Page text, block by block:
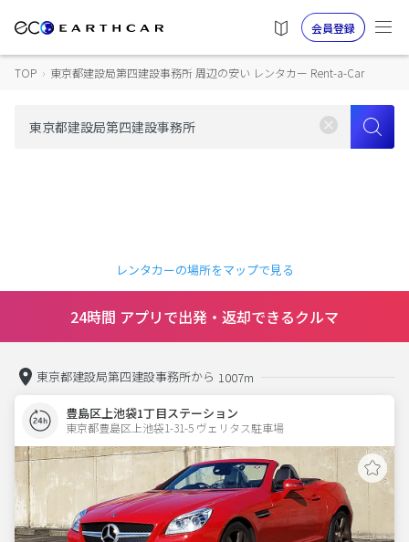
会員登録
TOP › 東京都建設局第四建設事務所 周辺の安い レンタカー Rent-a-Car
レンタカーの場所をマップで見る
24時間 アプリで出発・返却できるクルマ
東京都建設局第四建設事務所から 1007m
豊島区上池袋1丁目ステーション
東京都豊島区上池袋1-31-5 ヴェリタス駐車場